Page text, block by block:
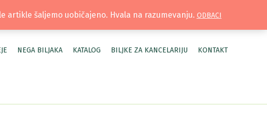
OSTRUŽNICA | MOJ NALOG
NEGA BILJAKA KATALOG BILJKE ZA KANCELARIJU KONTAKT
šaljemo uobičajeno. Hvala na razumevanju. ODBACI